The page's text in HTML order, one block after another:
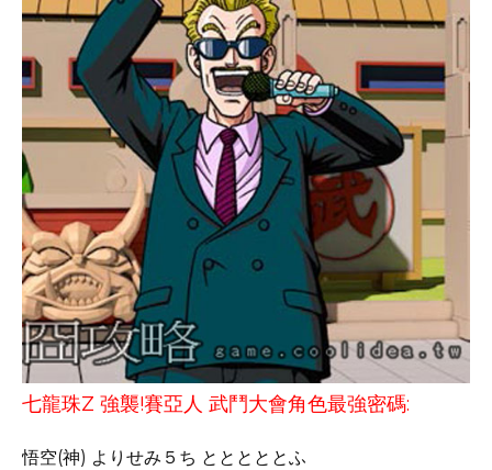
七龍珠Z 強襲!賽亞人 武鬥大會角色最強密碼:
悟空(神) よりせみ５ち とととととふ